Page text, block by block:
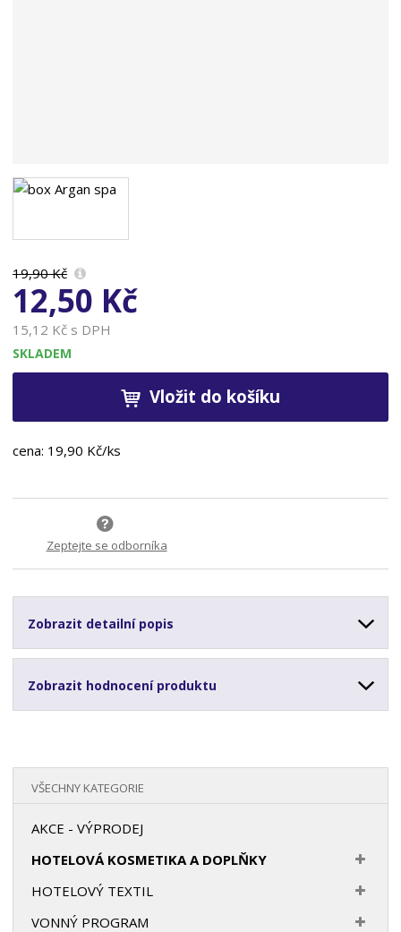
19,90 Kč
12,50 Kč
15,12 Kč s DPH
SKLADEM
Vložit do košíku
cena: 19,90 Kč/ks
Zeptejte se odborníka
Zobrazit detailní popis
Zobrazit hodnocení produktu
VŠECHNY KATEGORIE
AKCE - VÝPRODEJ
HOTELOVÁ KOSMETIKA A DOPLŇKY
HOTELOVÝ TEXTIL
VONNÝ PROGRAM